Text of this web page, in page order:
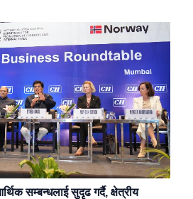
सम्बन्धलाई सुदृढ गर्दै, क्षेत्रीय